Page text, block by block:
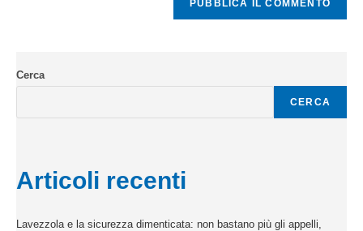
Cerca
CERCA
Articoli recenti
Lavezzola e la sicurezza dimenticata: non bastano più gli appelli,